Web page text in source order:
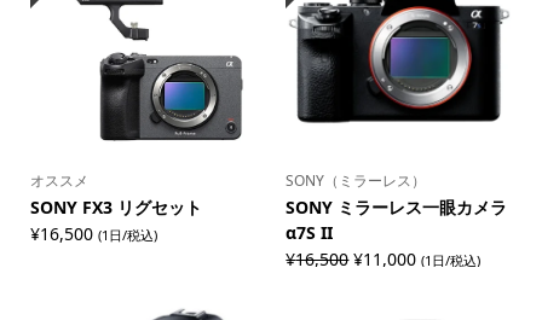
オススメ
SONY FX3 リグセット
¥16,500 (1日/税込)
SONY（ミラーレス）
SONY ミラーレス一眼カメラ
α7S II
¥16,500元
¥11,000現(1日/税込)